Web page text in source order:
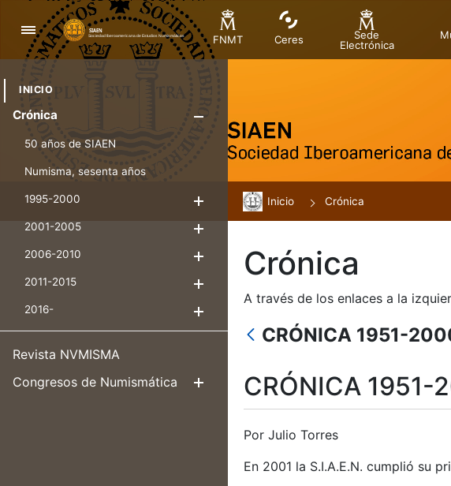
Nabigazioa
FNMT Ceres
Sede
Electrónica
INICIO
Crónica
50 años de SIAEN
Numisma, sesenta años
1995-2000
Erakutsi/Ezkutatu
2001-2005
2006-2010
Erakutsi/Ezkutatu
2011-2015
2016-
Revista NVMISMA
Congresos de Numismática
Erakutsi/Ezkutatu
Inicio Crónica
Crónica
A través de los enlaces a la
CRÓNICA 1951-
CRÓNICA 1951-
Por Julio Torres
En 2001 la S.I.A.E.N. cumplió su